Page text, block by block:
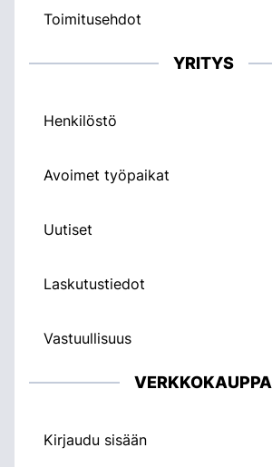
Toimitusehdot
YRITYS
Henkilöstö
Avoimet työpaikat
Uutiset
Laskutustiedot
Vastuullisuus
VERKKOKAUPPA
Kirjaudu sisään